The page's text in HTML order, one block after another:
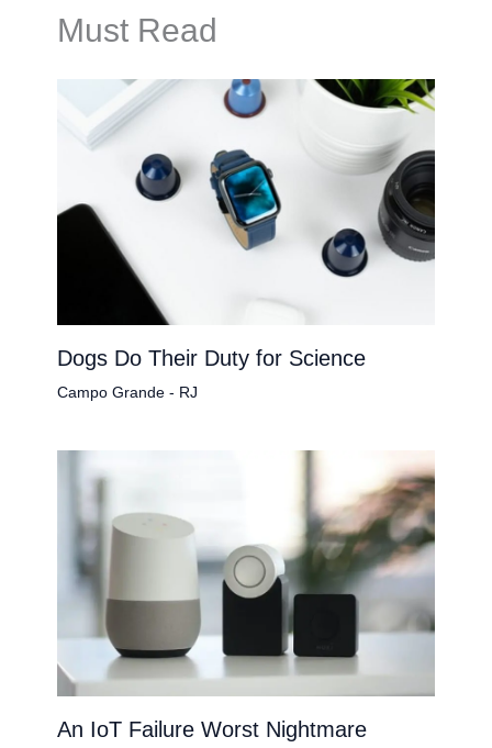
Must Read
Dogs Do Their Duty for Science
Campo Grande - RJ
An IoT Failure Worst Nightmare